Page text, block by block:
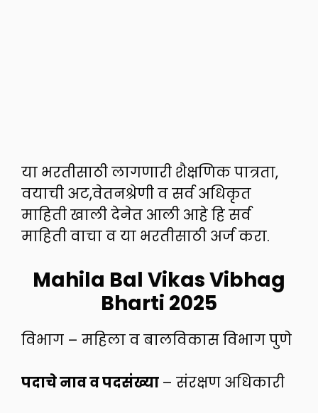
या भरतीसाठी लागणारी शैक्षणिक पात्रता,
वयाची अट,वेतनश्रेणी व सर्व अधिकृत
माहिती खाली देनेत आली आहे हि सर्व
माहिती वाचा व या भरतीसाठी अर्ज करा.
Mahila Bal Vikas Vibhag
Bharti 2025
विभाग – महिला व बालविकास विभाग पुणे
पदाचे नाव व पदसंख्या – संरक्षण अधिकारी